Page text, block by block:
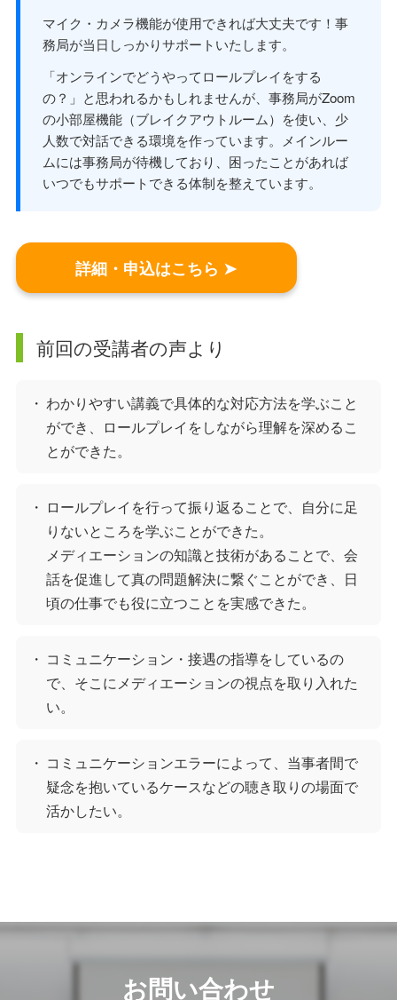
マイク・カメラ機能が使用できれば大丈夫です！事
務局が当日しっかりサポートいたします。
「オンラインでどうやってロールプレイをする
の？」と思われるかもしれませんが、事務局がZoom
の小部屋機能（ブレイクアウトルーム）を使い、少
人数で対話できる環境を作っています。メインルー
ムには事務局が待機しており、困ったことがあれば
いつでもサポートできる体制を整えています。
詳細・申込はこちら ➤
前回の受講者の声より
・ わかりやすい講義で具体的な対応方法を学ぶこと
ができ、ロールプレイをしながら理解を深めるこ
とができた。
・ ロールプレイを行って振り返ることで、自分に足
りないところを学ぶことができた。
メディエーションの知識と技術があることで、会
話を促進して真の問題解決に繋ぐことができ、日
頃の仕事でも役に立つことを実感できた。
・ コミュニケーション・接遇の指導をしているの
で、そこにメディエーションの視点を取り入れた
い。
・ コミュニケーションエラーによって、当事者間で
疑念を抱いているケースなどの聴き取りの場面で
活かしたい。
お問い合わせ